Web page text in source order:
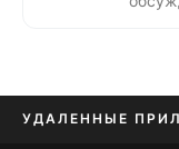
УДАЛЕННЫЕ